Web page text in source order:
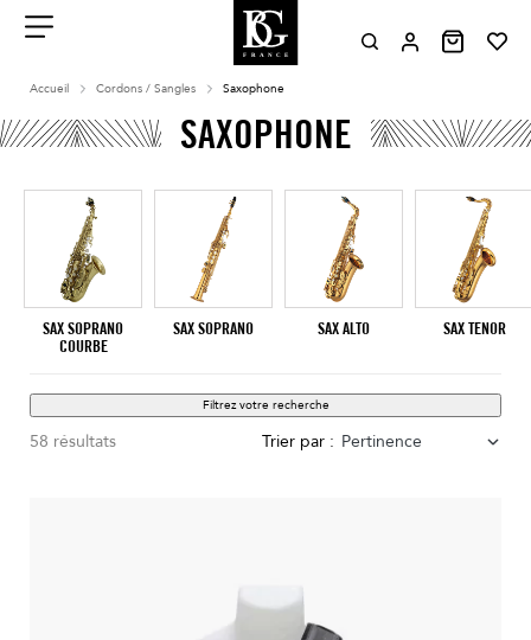
contenu
Accueil Cordons / Sangles Saxophone
SAXOPHONE
SAX SOPRANO
COURBE
SAX SOPRANO SAX ALTO SAX TENOR
Filtrez votre recherche
58 résultats Trier par : Pertinence